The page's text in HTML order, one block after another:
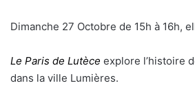
Dimanche 27 Octobre de 15h à 16h,
Le Paris de Lutèce explore l’histoire
dans la ville Lumières.